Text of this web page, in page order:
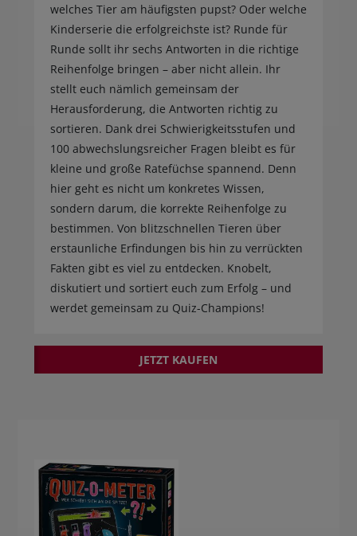
welches Tier am häufigsten pupst? Oder welche
Kinderserie die erfolgreichste ist? Runde für
Runde sollt ihr sechs Antworten in die richtige
Reihenfolge bringen – aber nicht allein. Ihr
stellt euch nämlich gemeinsam der
Herausforderung, die Antworten richtig zu
sortieren. Dank drei Schwierigkeitsstufen und
100 abwechslungsreicher Fragen bleibt es für
kleine und große Ratefüchse spannend. Denn
hier geht es nicht um konkretes Wissen,
sondern darum, die korrekte Reihenfolge zu
bestimmen. Von blitzschnellen Tieren über
erstaunliche Erfindungen bis hin zu verrückten
Fakten gibt es viel zu entdecken. Knobelt,
diskutiert und sortiert euch zum Erfolg – und
werdet gemeinsam zu Quiz-Champions!
JETZT KAUFEN